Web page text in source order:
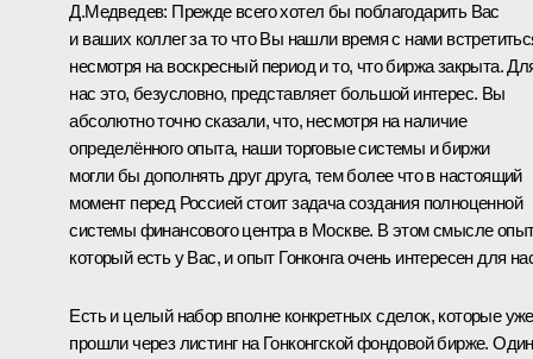
Д.Медведев: Прежде всего хотел бы поблагодарить Вас
и ваших коллег за то что Вы нашли время с нами
несмотря на воскресный период и то, что биржа закрыта.
нас это, безусловно, представляет большой интерес. Вы
абсолютно точно сказали, что, несмотря на наличие
определённого опыта, наши торговые системы и биржи
могли бы дополнять друг друга, тем более что в настоящий
момент перед Россией стоит задача создания полноценной
системы финансового центра в Москве. В этом смысле
который есть у Вас, и опыт Гонконга очень интересен для
Есть и целый набор вполне конкретных сделок, которые уже
прошли через листинг на Гонконгской фондовой бирже. Один